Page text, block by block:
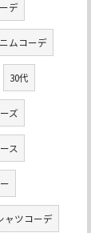
デ
ムコーデ
30代
ズ
ス
ャツコーデ